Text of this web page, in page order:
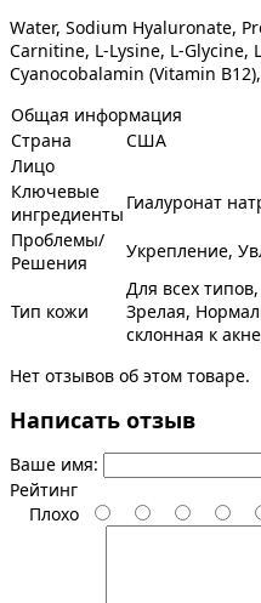
Water, Sodium Hyaluronate,
Carnitine, L-Lysine, L-Glycine,
Cyanocobalamin (Vitamin
Общая информация
Страна
США
Лицо
Ключевые
ингредиенты
Гиалуронат
Проблемы/
Решения
Укрепление,
Тип кожи
Для всех
Зрелая,
склонная к
Нет отзывов об этом товаре.
Написать отзыв
Ваше имя:
Рейтинг
Плохо